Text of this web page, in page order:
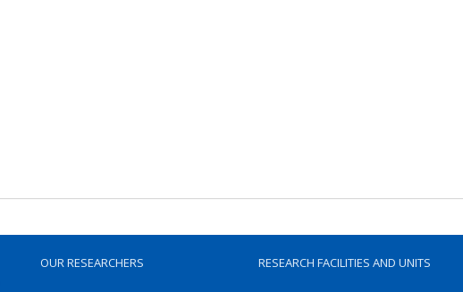
OUR RESEARCHERS RESEARCH FACILITIES AND UNITS